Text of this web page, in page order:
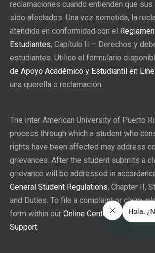
reclamaciones cuando entienden que sus
sido afectados. Una vez sometida, la
atendida en conformidad con el
Estudiantes, Capítulo II – Derechos y
estudiantes. Utilice el formulario
de Apoyo Académico y Estudiantil en
una querella o reclamación.
The Inter American University of Puerto
process through which a student who
rights have been affected may address
grievances. After the student submits a
grievance will be addressed in
General Student Regulations, Chapter II,
and Duties. To file a complaint or claim,
form within our Online Center for
Support